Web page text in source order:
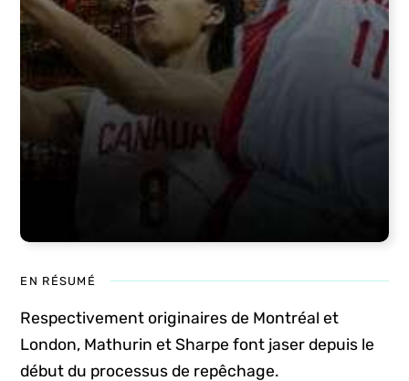
EN RÉSUMÉ
Respectivement originaires de Montréal et
London, Mathurin et Sharpe font jaser depuis le
début du processus de repêchage.